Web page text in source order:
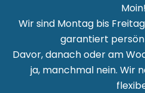
Moin!
Wir sind Montag bis
garantiert
Davor, danach oder am
ja, manchmal nein. Wir